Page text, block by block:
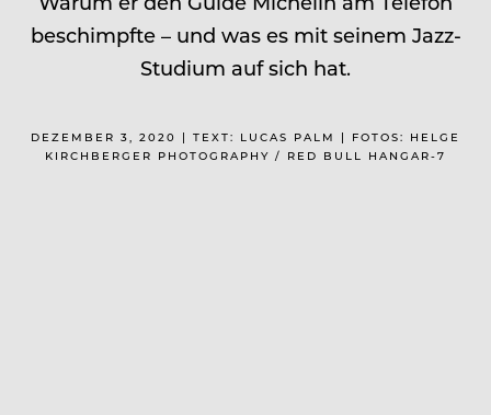
beschimpfte – und was es mit seinem Jazz-
Studium auf sich hat.
DEZEMBER 3, 2020 | TEXT: LUCAS PALM | FOTOS: HELGE
KIRCHBERGER PHOTOGRAPHY / RED BULL HANGAR-7